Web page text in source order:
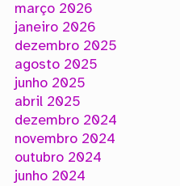
março 2026
janeiro 2026
dezembro 2025
agosto 2025
junho 2025
abril 2025
dezembro 2024
novembro 2024
outubro 2024
junho 2024